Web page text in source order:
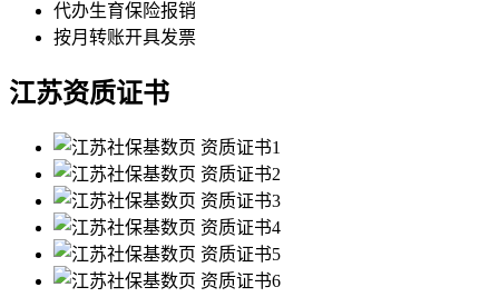
代办生育保险报销
按月转账开具发票
江苏资质证书